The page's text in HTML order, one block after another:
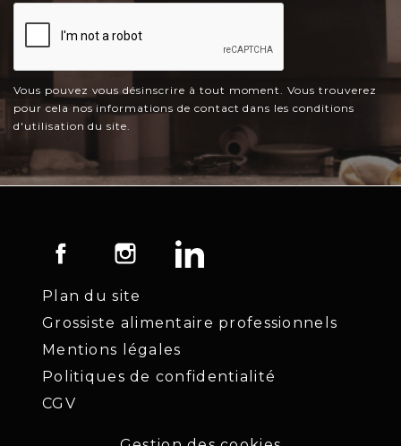
Vous pouvez vous désinscrire à tout moment. Vous trouverez
pour cela nos informations de contact dans les conditions
d'utilisation du site.
Facebook Instagram
Plan du site
Grossiste alimentaire professionnels
Mentions légales
Politiques de confidentialité
CGV